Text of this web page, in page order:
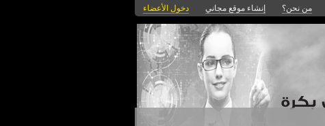
من نحن؟ إنشاء موقع مجاني دخول الأعضاء